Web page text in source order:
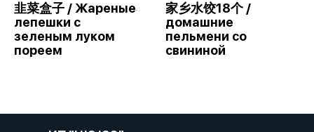
韭菜盒子 / Жареные
лепешки с
зеленым луком
пореем
家乡水饺18个 /
домашние
пельмени со
свининой